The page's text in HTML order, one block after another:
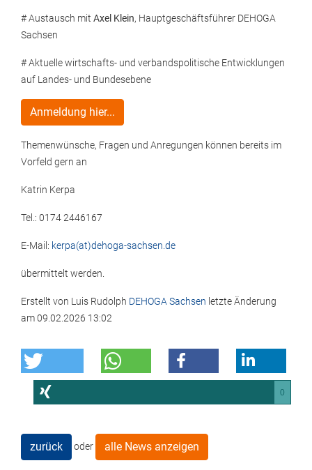
# Austausch mit Axel Klein, Hauptgeschäftsführer DEHOGA
Sachsen
# Aktuelle wirtschafts- und verbandspolitische Entwicklungen
auf Landes- und Bundesebene
Anmeldung hier...
Themenwünsche, Fragen und Anregungen können bereits im
Vorfeld gern an
Katrin Kerpa
Tel.: 0174 2446167
E-Mail: kerpa(at)dehoga-sachsen.de
übermittelt werden.
Erstellt von Luis Rudolph DEHOGA Sachsen letzte Änderung
am09.02.2026 13:02
0
zurück oder alle News anzeigen